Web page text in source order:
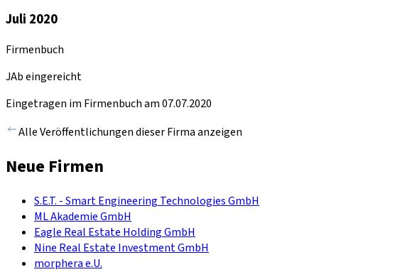
Juli 2020
Firmenbuch
JAb eingereicht
Eingetragen im Firmenbuch am 07.07.2020
Alle Veröffentlichungen dieser Firma anzeigen
Neue Firmen
S.E.T. - Smart Engineering Technologies GmbH
ML Akademie GmbH
Eagle Real Estate Holding GmbH
Nine Real Estate Investment GmbH
morphera e.U.